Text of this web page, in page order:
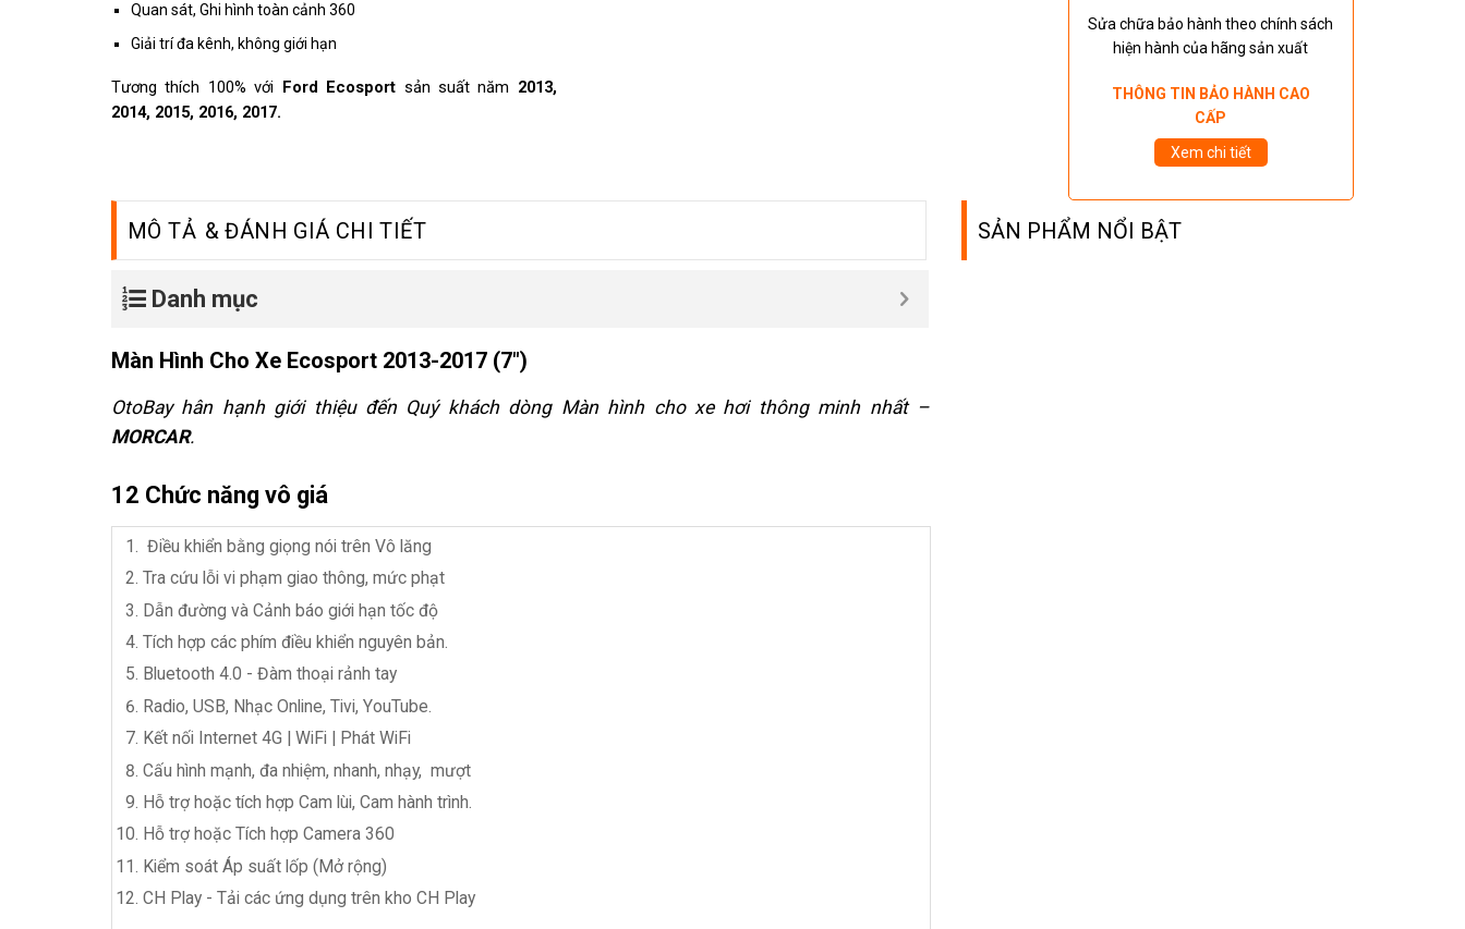
Quan sát, Ghi hình toàn cảnh 360
Giải trí đa kênh, không giới hạn
Tương thích 100% với Ford Ecosport sản suất năm 2013,
2014, 2015, 2016, 2017.
Sửa chữa bảo hành theo chính sách
hiện hành của hãng sản xuất
THÔNG TIN BẢO HÀNH CAO
CẤP
Xem chi tiết
MÔ TẢ
Danh mục
Màn Hình Cho Xe Ecosport 2013-2017 (7″)
OtoBay hân hạnh giới thiệu đến Quý khách dòng Màn hình cho xe hơi thông minh nhất–
MORCAR.
12 Chức năng vô giá
Điều khiển bằng giọng nói trên Vô lăng
Tra cứu lỗi vi phạm giao thông, mức phạt
Dẫn đường và Cảnh báo giới hạn tốc độ
Tích hợp các phím điều khiển nguyên bản.
Bluetooth 4.0 - Đàm thoại rảnh tay
Radio, USB, Nhạc Online, Tivi, YouTube.
Kết nối Internet 4G | WiFi | Phát WiFi
Cấu hình mạnh, đa nhiệm, nhanh, nhạy, mượt
Hỗ trợ hoặc tích hợp Cam lùi, Cam hành trình.
Hỗ trợ hoặc Tích hợp Camera 360
Kiểm soát Áp suất lốp (Mở rộng)
CH Play - Tải các ứng dụng trên kho CH Play
SẢN PHẨM NỔI BẬT